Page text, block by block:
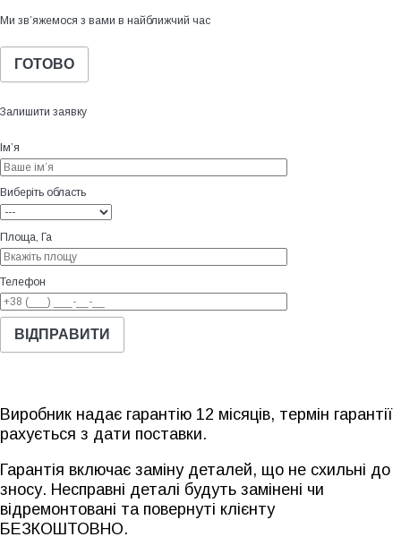
Ми зв’яжемося з вами в найближчий час
ГОТОВО
Залишити заявку
Ім’я
Виберіть область
Площа, Га
Телефон
Виробник надає гарантію 12 місяців, термін гарантії
рахується з дати поставки.
Гарантія включає заміну деталей, що не схильні до
зносу. Несправні деталі будуть замінені чи
відремонтовані та повернуті клієнту
БЕЗКОШТОВНО.